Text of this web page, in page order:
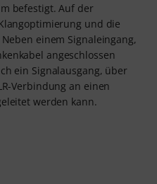
befestigt. Auf der
und die
einem Signaleingang,
angeschlossen
ein Signalausgang, über
Verbindung an einen
werden kann.